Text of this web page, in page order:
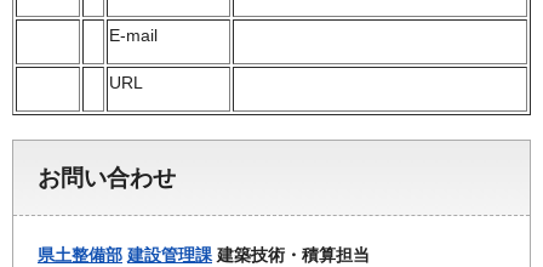
E-mail
URL
お問い合わせ
県土整備部 建設管理課 建築技術・積算担当